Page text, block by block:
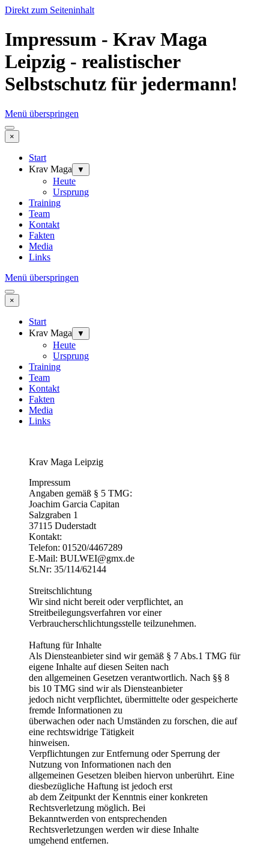
Direkt zum Seiteninhalt
Impressum - Krav Maga
Leipzig - realistischer
Selbstschutz für jedermann!
Menü überspringen
×
Start
Krav Maga
▼
Heute
Ursprung
Training
Team
Kontakt
Fakten
Media
Links
Menü überspringen
×
Start
Krav Maga
▼
Heute
Ursprung
Training
Team
Kontakt
Fakten
Media
Links
Krav Maga Leipzig
Impressum
Angaben gemäß § 5 TMG:
Joachim Garcia Capitan
Salzgraben 1
37115 Duderstadt
Kontakt:
Telefon: 01520/4467289
E‐Mail: BULWEI@gmx.de
St.Nr: 35/114/62144
Streitschlichtung
Wir sind nicht bereit oder verpflichtet, an
Streitbeilegungsverfahren vor einer
Verbraucherschlichtungsstelle teilzunehmen.
Haftung für Inhalte
Als Diensteanbieter sind wir gemäß § 7 Abs.1 TMG für
eigene Inhalte auf diesen Seiten nach
den allgemeinen Gesetzen verantwortlich. Nach §§ 8
bis 10 TMG sind wir als Diensteanbieter
jedoch nicht verpflichtet, übermittelte oder gespeicherte
fremde Informationen zu
überwachen oder nach Umständen zu forschen, die auf
eine rechtswidrige Tätigkeit
hinweisen.
Verpflichtungen zur Entfernung oder Sperrung der
Nutzung von Informationen nach den
allgemeinen Gesetzen bleiben hiervon unberührt. Eine
diesbezügliche Haftung ist jedoch erst
ab dem Zeitpunkt der Kenntnis einer konkreten
Rechtsverletzung möglich. Bei
Bekanntwerden von entsprechenden
Rechtsverletzungen werden wir diese Inhalte
umgehend entfernen.